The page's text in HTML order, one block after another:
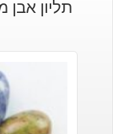
תליון אבן